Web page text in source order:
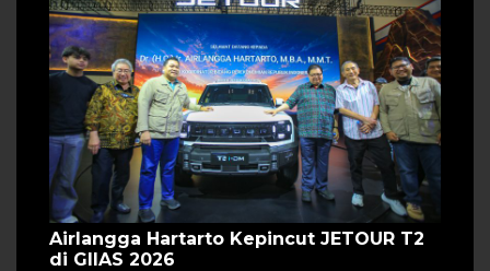
Airlangga Hartarto Kepincut JETOUR T2
di GIIAS 2026